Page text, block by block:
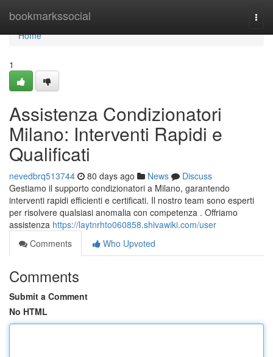
bookmarkssocial
Home
Home
1
Assistenza Condizionatori
Milano: Interventi Rapidi e
Qualificati
nevedbrq513744 80 days ago News
Discuss
Gestiamo il supporto condizionatori a Milano, garantendo
interventi rapidi efficienti e certificati. Il nostro team sono esperti
per risolvere qualsiasi anomalia con competenza . Offriamo
assistenza https://laytnrhto060858.shivawiki.com/user
Comments
Who Upvoted
Comments
Submit a Comment
No HTML